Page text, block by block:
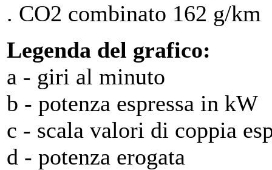
. CO2 combinato 162 g/km
Legenda del grafico:
a - giri al minuto
b - potenza espressa in kW
c - scala valori di coppia
d - potenza erogata